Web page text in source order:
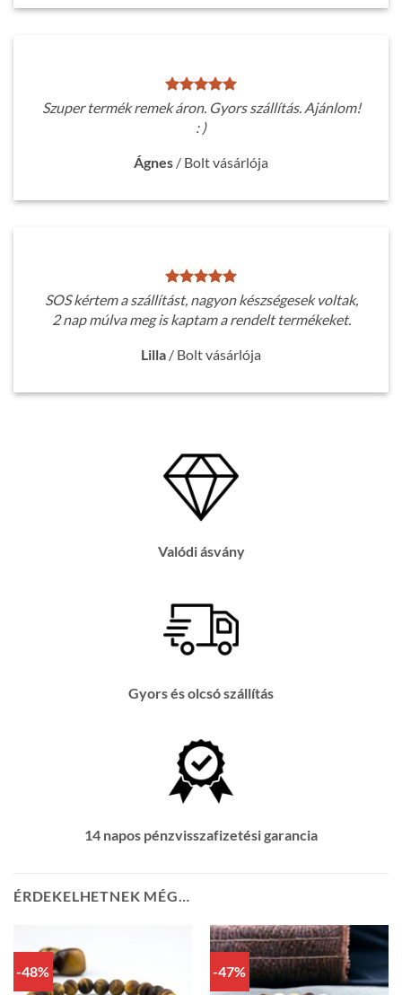
Szuper termék remek áron. Gyors szállítás. Ajánlom!
: )
Ágnes / Bolt vásárlója
SOS kértem a szállítást, nagyon készségesek voltak,
2 nap múlva meg is kaptam a rendelt termékeket.
Lilla / Bolt vásárlója
Valódi ásvány
Gyors és olcsó szállítás
14 napos pénzvisszafizetési garancia
ÉRDEKELHETNEK MÉG…
-48% -47%